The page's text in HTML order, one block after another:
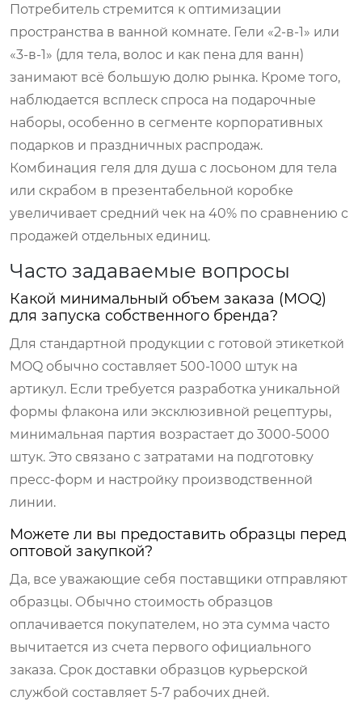
Потребитель стремится к оптимизации
пространства в ванной комнате. Гели «2-в-1» или
«3-в-1» (для тела, волос и как пена для ванн)
занимают всё большую долю рынка. Кроме того,
наблюдается всплеск спроса на подарочные
наборы, особенно в сегменте корпоративных
подарков и праздничных распродаж.
Комбинация геля для душа с лосьоном для тела
или скрабом в презентабельной коробке
увеличивает средний чек на 40% по сравнению с
продажей отдельных единиц.
Часто задаваемые вопросы
Какой минимальный объем заказа (MOQ)
для запуска собственного бренда?
Для стандартной продукции с готовой этикеткой
MOQ обычно составляет 500-1000 штук на
артикул. Если требуется разработка уникальной
формы флакона или эксклюзивной рецептуры,
минимальная партия возрастает до 3000-5000
штук. Это связано с затратами на подготовку
пресс-форм и настройку производственной
линии.
Можете ли вы предоставить образцы перед
оптовой закупкой?
Да, все уважающие себя поставщики отправляют
образцы. Обычно стоимость образцов
оплачивается покупателем, но эта сумма часто
вычитается из счета первого официального
заказа. Срок доставки образцов курьерской
службой составляет 5-7 рабочих дней.